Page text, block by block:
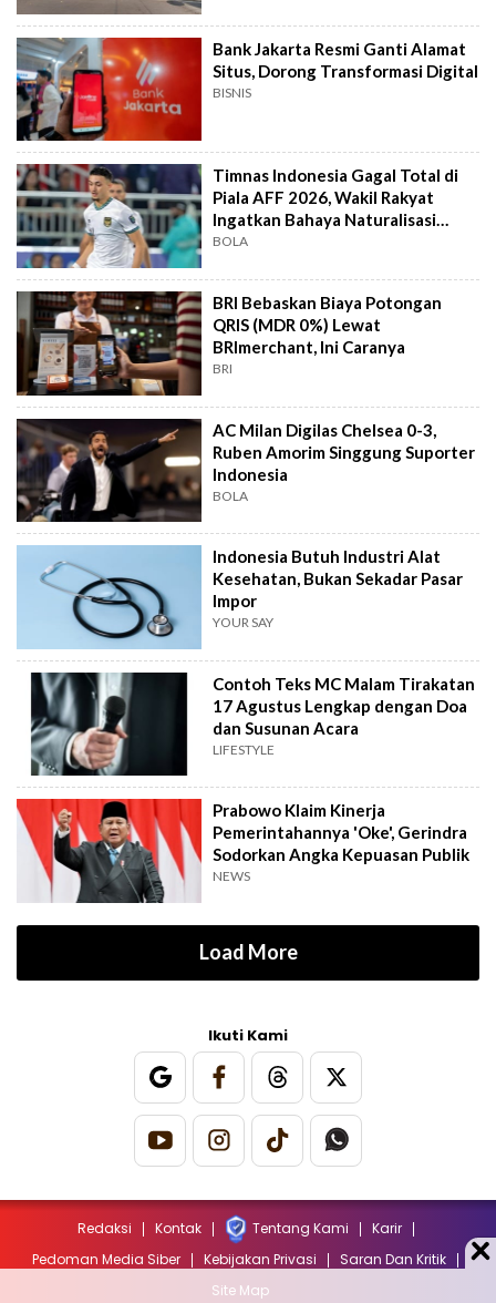
Bank Jakarta Resmi Ganti Alamat
Situs, Dorong Transformasi Digital
BISNIS
Timnas Indonesia Gagal Total di
Piala AFF 2026, Wakil Rakyat
Ingatkan Bahaya Naturalisasi
Instan
BOLA
BRI Bebaskan Biaya Potongan
QRIS (MDR 0%) Lewat
BRImerchant, Ini Caranya
BRI
AC Milan Digilas Chelsea 0-3,
Ruben Amorim Singgung Suporter
Indonesia
BOLA
Indonesia Butuh Industri Alat
Kesehatan, Bukan Sekadar Pasar
Impor
YOUR SAY
Contoh Teks MC Malam Tirakatan
17 Agustus Lengkap dengan Doa
dan Susunan Acara
LIFESTYLE
Prabowo Klaim Kinerja
Pemerintahannya 'Oke', Gerindra
Sodorkan Angka Kepuasan Publik
NEWS
Load More
Ikuti Kami
Redaksi Kontak Tentang Kami
Karir
Pedoman Media Siber
Kebijakan Privasi
Saran Dan Kritik
Site Map